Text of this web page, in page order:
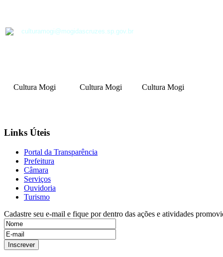
culturamogi@mogidascruzes.sp.gov.br
Cultura Mogi Cultura Mogi Cultura Mogi
Links Úteis
Portal da Transparência
Prefeitura
Câmara
Serviços
Ouvidoria
Turismo
Cadastre seu e-mail e fique por dentro das ações e atividades